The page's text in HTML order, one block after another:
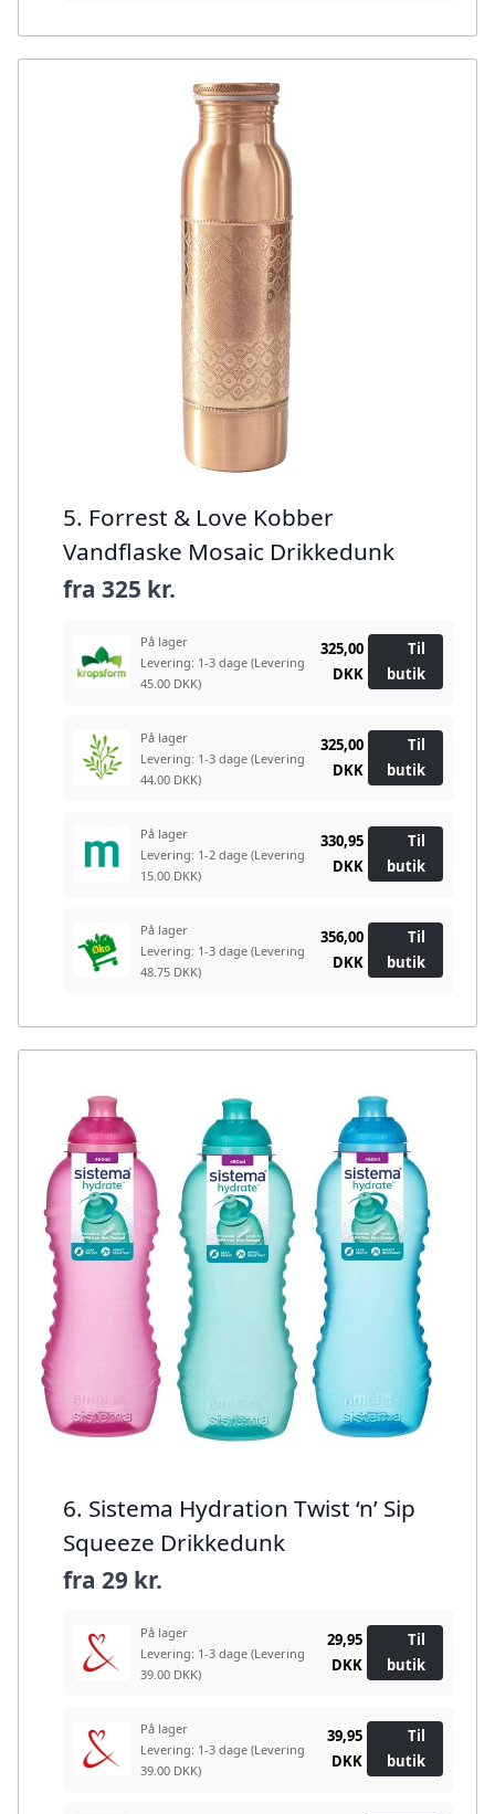
5. Forrest & Love Kobber
Vandflaske Mosaic Drikkedunk
fra 325 kr.
På lager
Levering: 1-3 dage (Levering
45.00 DKK)
325,00
DKK
Til
butik
På lager
Levering: 1-3 dage (Levering
44.00 DKK)
325,00
DKK
Til
butik
På lager
Levering: 1-2 dage (Levering
15.00 DKK)
330,95
DKK
Til
butik
På lager
Levering: 1-3 dage (Levering
48.75 DKK)
356,00
DKK
Til
butik
6. Sistema Hydration Twist ‘n’ Sip
Squeeze Drikkedunk
fra 29 kr.
På lager
Levering: 1-3 dage (Levering
39.00 DKK)
29,95
DKK
Til
butik
På lager
Levering: 1-3 dage (Levering
39.00 DKK)
39,95
DKK
Til
butik